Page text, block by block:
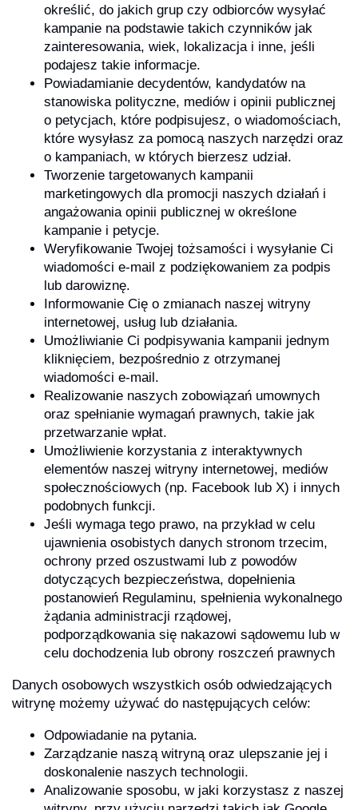
określić, do jakich grup czy odbiorców wysyłać
kampanie na podstawie takich czynników jak
zainteresowania, wiek, lokalizacja i inne, jeśli
podajesz takie informacje.
Powiadamianie decydentów, kandydatów na
stanowiska polityczne, mediów i opinii publicznej
o petycjach, które podpisujesz, o wiadomościach,
które wysyłasz za pomocą naszych narzędzi oraz
o kampaniach, w których bierzesz udział.
Tworzenie targetowanych kampanii
marketingowych dla promocji naszych działań i
angażowania opinii publicznej w określone
kampanie i petycje.
Weryfikowanie Twojej tożsamości i wysyłanie Ci
wiadomości e-mail z podziękowaniem za podpis
lub darowiznę.
Informowanie Cię o zmianach naszej witryny
internetowej, usług lub działania.
Umożliwianie Ci podpisywania kampanii jednym
kliknięciem, bezpośrednio z otrzymanej
wiadomości e-mail.
Realizowanie naszych zobowiązań umownych
oraz spełnianie wymagań prawnych, takie jak
przetwarzanie wpłat.
Umożliwienie korzystania z interaktywnych
elementów naszej witryny internetowej, mediów
społecznościowych (np. Facebook lub X) i innych
podobnych funkcji.
Jeśli wymaga tego prawo, na przykład w celu
ujawnienia osobistych danych stronom trzecim,
ochrony przed oszustwami lub z powodów
dotyczących bezpieczeństwa, dopełnienia
postanowień Regulaminu, spełnienia wykonalnego
żądania administracji rządowej,
podporządkowania się nakazowi sądowemu lub w
celu dochodzenia lub obrony roszczeń prawnych
Danych osobowych wszystkich osób odwiedzających
witrynę możemy używać do następujących celów:
Odpowiadanie na pytania.
Zarządzanie naszą witryną oraz ulepszanie jej i
doskonalenie naszych technologii.
Analizowanie sposobu, w jaki korzystasz z naszej